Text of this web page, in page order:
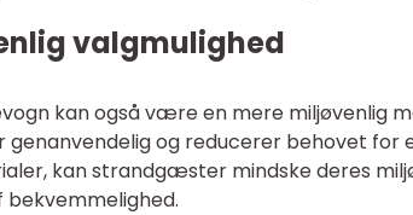
valgmulighed
kan også være en mere miljøvenlig
genanvendelig og reducerer behovet for
kan strandgæster mindske deres
bekvemmelighed.